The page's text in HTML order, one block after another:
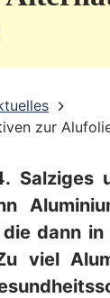
zur
Salziges
die dann
viel